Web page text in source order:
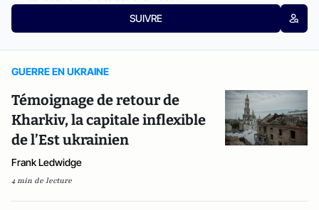
SUIVRE
GUERRE EN UKRAINE
Témoignage de retour de
Kharkiv, la capitale inflexible
de l’Est ukrainien
Frank Ledwidge
4 min de lecture